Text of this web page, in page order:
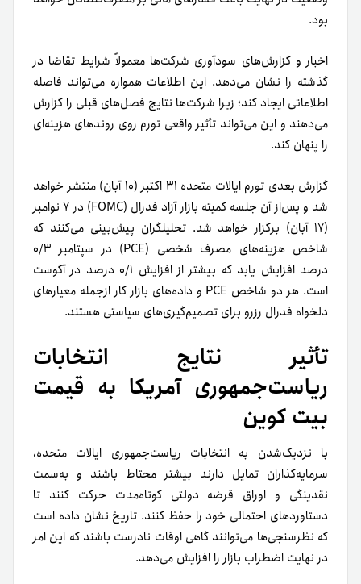
بود.
اخبار و گزارش‌های سودآوری شرکت‌ها معمولاً شرایط تقاضا در
گذشته را نشان می‌دهد. این اطلاعات همواره می‌تواند فاصله
اطلاعاتی ایجاد کند؛ زیرا شرکت‌ها نتایج فصل‌های قبلی را گزارش
می‌دهند و این می‌تواند تأثیر واقعی تورم روی روندهای هزینه‌‌‌ای
را پنهان کند.
گزارش بعدی تورم ایالات متحده ۳۱ اکتبر (۱۰ آبان) منتشر خواهد
شد و پس‌از آن جلسه کمیته بازار آزاد فدرال (FOMC) در ۷ نوامبر
(۱۷ آبان) برگزار خواهد شد. تحلیلگران پیش‌بینی می‌کنند که
شاخص هزینه‌های مصرف شخصی (PCE) در سپتامبر ۰/۳
درصد افزایش یابد که بیشتر از افزایش ۰/۱ درصد در آگوست
است. هر دو شاخص PCE و داده‌های بازار کار ازجمله معیارهای
دلخواه فدرال رزرو برای تصمیم‌گیری‌های سیاستی هستند.
تأثیر نتایج انتخابات
ریاست‌جمهوری آمریکا به قیمت
بیت کوین
با نزدیک‌شدن به انتخابات ریاست‌جمهوری ایالات متحده،
سرمایه‌گذاران تمایل دارند بیشتر محتاط باشند و به‌سمت
نقدینگی و اوراق قرضه دولتی کوتاه‌مدت حرکت کنند تا
دستاوردهای احتمالی خود را حفظ کنند. تاریخ نشان داده است
که نظرسنجی‌ها می‌توانند گاهی اوقات نادرست باشند که این امر
در نهایت اضطراب بازار را افزایش می‌دهد.